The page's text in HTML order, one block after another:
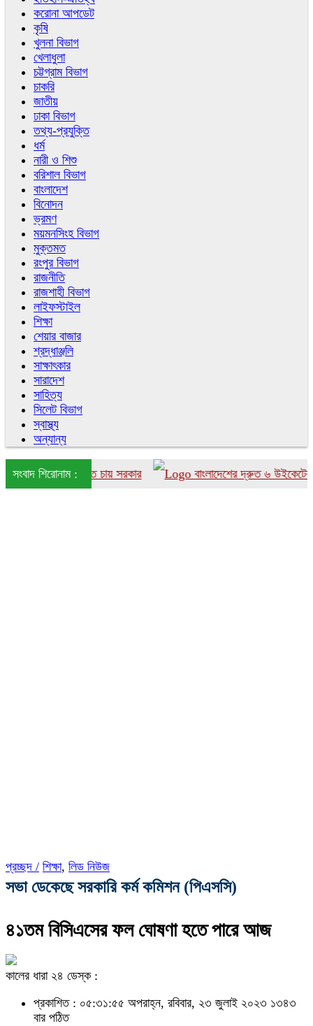
করোনা আপডেট
কৃষি
খুলনা বিভাগ
খেলাধুলা
চট্টগ্রাম বিভাগ
চাকরি
জাতীয়
ঢাকা বিভাগ
তথ্য-প্রযুক্তি
ধর্ম
নারী ও শিশু
বরিশাল বিভাগ
বাংলাদেশ
বিনোদন
ভ্রমণ
ময়মনসিংহ বিভাগ
মুক্তমত
রংপুর বিভাগ
রাজনীতি
রাজশাহী বিভাগ
লাইফস্টাইল
শিক্ষা
শেয়ার বাজার
শ্রদ্ধাঞ্জলি
সাক্ষাৎকার
সারাদেশ
সাহিত্য
সিলেট বিভাগ
স্বাস্থ্য
অন্যান্য
সংবাদ শিরোনাম :
আনতে চায় সরকার বাংলাদেশের দ্রুত ৬ উইকেটের পতন
প্রচ্ছদ / শিক্ষা, লিড নিউজ
সভা ডেকেছে সরকারি কর্ম কমিশন (পিএসসি)
৪১তম বিসিএসের ফল ঘোষণা হতে পারে আজ
কালের ধারা ২৪ ডেস্ক :
প্রকাশিত : ০৫:৩১:৫৫ অপরাহ্ন, রবিবার, ২৩ জুলাই ২০২৩ ১৩৪৩
বার পঠিত